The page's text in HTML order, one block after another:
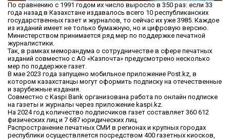
По сравнению с 1991 годом их число выросло в 350 раз: если 33
года назад в Казахстане издавалось всего 10 республиканских
государственных газет и журналов, то сейчас их уже 3985. Каждое
из изданий имеет не только бумажную, но и цифровую версию.
Министерством принимается ряд мер по поддержке печатной
журналистики.
Так, в рамках меморандума о сотрудничестве в сфере печатных
изданий совместно с АО «Казпочта» предусмотрено несколько
мер по поддержке газет.
В мае 2023 года запущено мобильное приложение Post.kz, в
котором казахстанцы могут оформить подписку на отечественные
и зарубежные издания.
Совместно с Kaspi Bank организована работа по онлайн подписке
на газеты и журналы через приложение kaspi.kz.
На 2024 год количество подписчиков газет составляет 360 612
физических лиц и 7 687 юридических лиц.
Распространение печатных СМИ в регионах и крупных городах
республики осуществляется посредством 400 газетных киосков,